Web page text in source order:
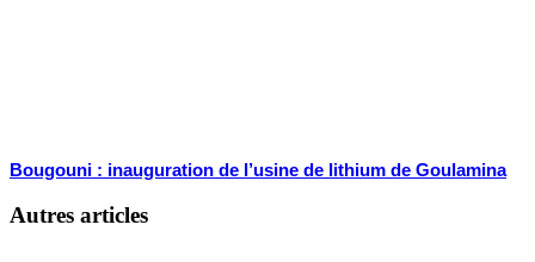
Bougouni : inauguration de l’usine de lithium de Goulamina
Autres articles